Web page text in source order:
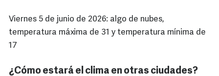
Viernes 5 de junio de 2026: algo de nubes,
temperatura máxima de 31 y temperatura mínima de
17
¿Cómo estará el clima en otras ciudades?